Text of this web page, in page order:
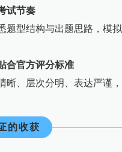
试节奏
题型结构与出题思路，模
合官方评分标准
晰、层次分明、表达严谨
的收获